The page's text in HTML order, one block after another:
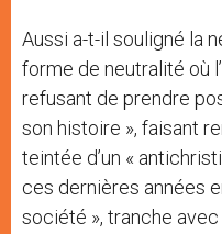
Aussi a-t-il souligné la
forme de neutralité où
refusant de prendre
son histoire », faisant
teintée d’un «
ces dernières années
société », tranche